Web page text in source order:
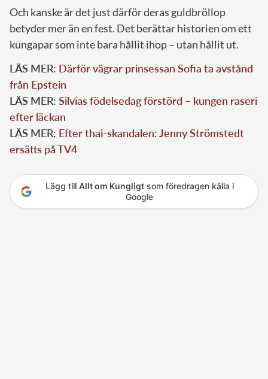
Och kanske är det just därför deras guldbröllop
betyder mer än en fest. Det berättar historien om ett
kungapar som inte bara hållit ihop – utan hållit ut.
LÄS MER: Därför vägrar prinsessan Sofia ta avstånd
från Epstein
LÄS MER: Silvias födelsedag förstörd – kungen raseri
efter läckan
LÄS MER: Efter thai-skandalen: Jenny Strömstedt
ersätts på TV4
Lägg till Allt om Kungligtsom föredragen källa i
Google